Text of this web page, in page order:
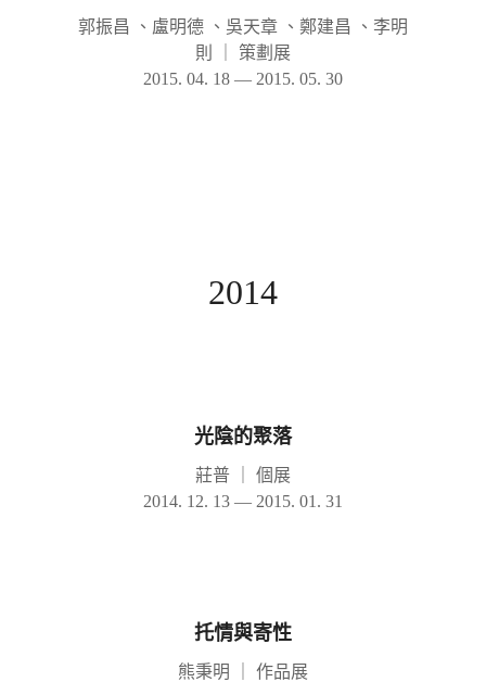
郭振昌 、盧明德 、吳天章 、鄭建昌 、李明
則
策劃展
2015. 04. 18 — 2015. 05. 30
2014
光陰的聚落
莊普
個展
2014. 12. 13 — 2015. 01. 31
托情與寄性
熊秉明
作品展